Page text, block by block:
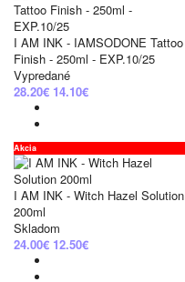
I AM INK - IAMSODONE Tattoo
Finish - 250ml - EXP.10/25
Vypredané
28.20€ 14.10€
Akcia
I AM INK - Witch Hazel Solution
200ml
Skladom
24.00€ 12.50€